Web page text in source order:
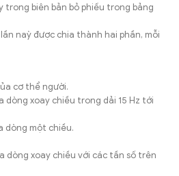
biên bản bỏ phiếu trong bảng
naỳ được chia thành hai phần, mỗi
cơ thể người.
dòng xoay chiều trong dải 15 Hz tới
dòng một chiều.
dòng xoay chiều với các tần số trên